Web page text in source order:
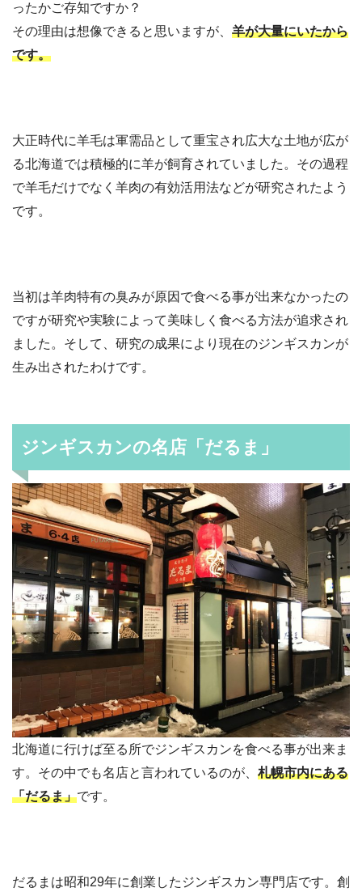
ったかご存知ですか？
その理由は想像できると思いますが、 羊が大量にいたから
です。
大正時代に羊毛は軍需品として重宝され広大な土地が広が
る北海道では積極的に羊が飼育されていました。その過程
で羊毛だけでなく羊肉の有効活用法などが研究されたよう
です。
当初は羊肉特有の臭みが原因で食べる事が出来なかったの
ですが研究や実験によって美味しく食べる方法が追求され
ました。そして、研究の成果により現在のジンギスカンが
生み出されたわけです。
ジンギスカンの名店「だるま」
北海道に行けば至る所でジンギスカンを食べる事が出来ま
す。その中でも名店と言われているのが、 札幌市内にある
「だるま」です。
だるまは昭和29年に創業したジンギスカン専門店です。創